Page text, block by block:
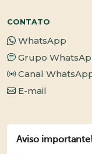
CONTATO
WhatsApp
Grupo
Canal
E-mail
Aviso importante!